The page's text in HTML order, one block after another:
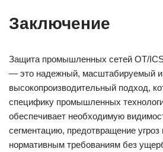
Заключение
Защита промышленных сетей OT/
— это надежный, масштабируемый и
высокопроизводительный подход,
специфику промышленных
обеспечивает необходимую
сегментацию, предотвращение угроз
нормативным требованиям без